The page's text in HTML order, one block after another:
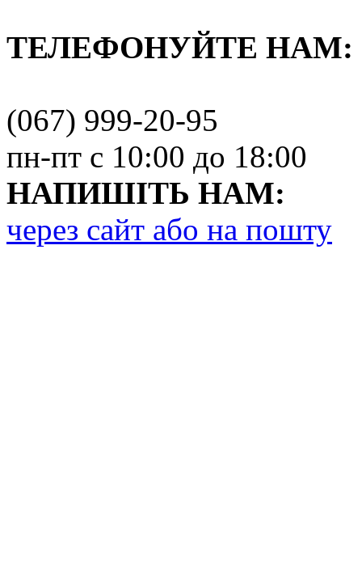
ТЕЛЕФОНУЙТЕ НАМ:
(067) 999-20-95
пн-пт с 10:00 до 18:00
НАПИШІТЬ НАМ:
через сайт або на пошту